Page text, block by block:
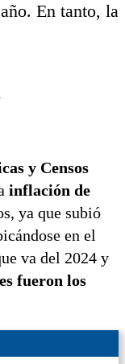
En tanto, la
y Censos
inflación de
ya que subió
en el
va del 2024 y
fueron los